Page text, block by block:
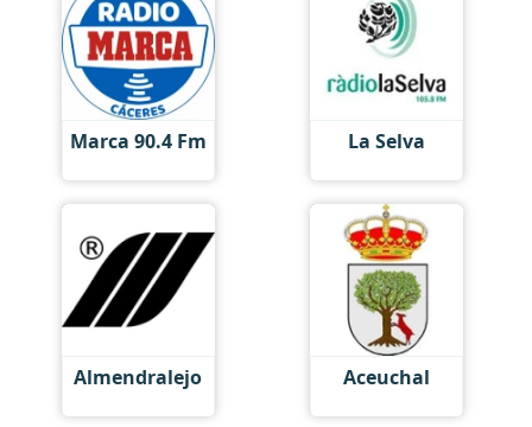
Marca 90.4 Fm La Selva
Almendralejo Aceuchal